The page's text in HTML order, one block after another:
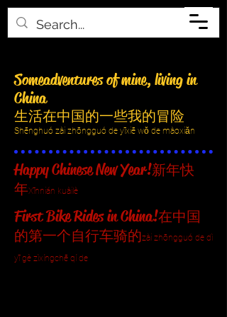
Some adventures of mine, living in
China
生活在中国的一些我的冒险
Shēnghuó zài zhōngguó de yīxiē wǒ de màoxiǎn
Happy Chinese New Year!新年快
年Xīnnián kuàilè
First Bike Rides in China!在中国
的第一个自行车骑的zài zhōngguó de dì
yī gè zìxíngchē qí de